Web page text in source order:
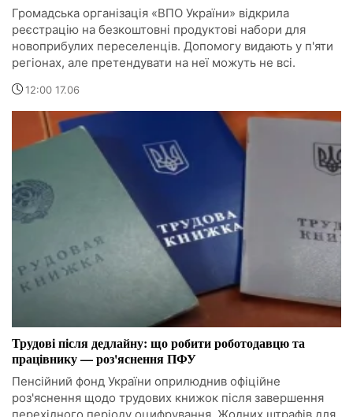
Громадська організація «ВПО України» відкрила
реєстрацію на безкоштовні продуктові набори для
новоприбулих переселенців. Допомогу видають у п'яти
регіонах, але претендувати на неї можуть не всі.
12:00 17.06
Трудові після дедлайну: що робити роботодавцю та
працівнику — роз'яснення ПФУ
Пенсійний фонд України оприлюднив офіційне
роз'яснення щодо трудових книжок після завершення